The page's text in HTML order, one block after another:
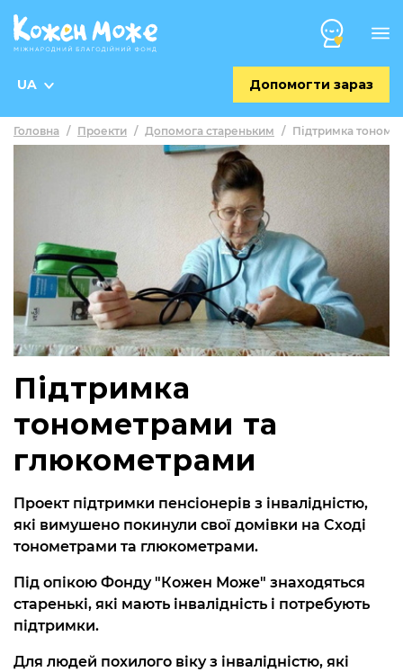
UA Допомогти зараз
Головна / Проекти / Допомога стареньким / Підтримка
Підтримка
тонометрами та
глюкометрами
Проект підтримки пенсіонерів з інвалідністю,
які вимушено покинули свої домівки на Сході
тонометрами та глюкометрами.
Під опікою Фонду "Кожен Може" знаходяться
старенькі, які мають інвалідність і потребують
підтримки.
Для людей похилого віку з інвалідністю, які